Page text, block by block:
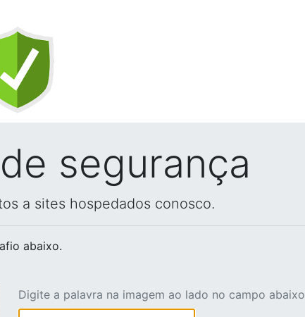
segurança
a sites hospedados conosco.
abaixo.
Digite a palavra na imagem ao lado no campo abaixo